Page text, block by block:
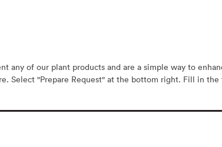
any of our plant products and are a simple way to
Select "Prepare Request" at the bottom right. Fill in